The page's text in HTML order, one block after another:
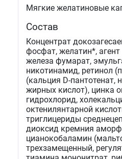
Мягкие желатиновые
Состав
Концентрат
фосфат, желатин*,
железа фумарат,
никотинамид, ретинол
(кальция D-пантотенат,
жирных кислот), цинка
гидрохлорид,
октенилянтарной
триглицериды
диоксид кремния
цианокобаламин
трехзамещенный,